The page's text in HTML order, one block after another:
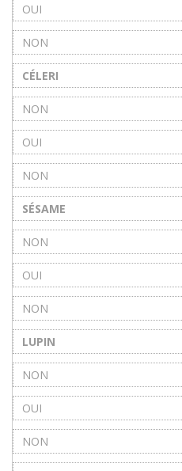
OUI
NON
CÉLERI
NON
OUI
NON
SÉSAME
NON
OUI
NON
LUPIN
NON
OUI
NON